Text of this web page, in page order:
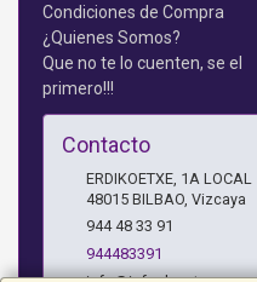
Condiciones de Compra
¿Quienes Somos?
Que no te lo cuenten, se el
primero!!!
Contacto
ERDIKOETXE, 1A LOCAL
48015 BILBAO Vizcaya
944 48 33 91
944483391